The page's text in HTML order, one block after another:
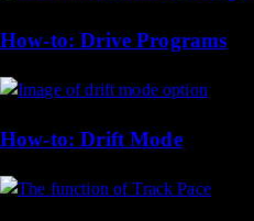
How-to: Drive Programs
How-to: Drift Mode